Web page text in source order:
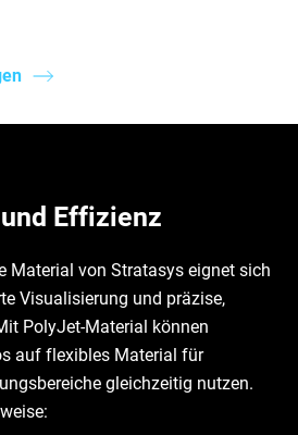
Effizienz
Material von Stratasys eignet sich
Visualisierung und präzise,
PolyJet-Material können
auf flexibles Material für
gleichzeitig nutzen.